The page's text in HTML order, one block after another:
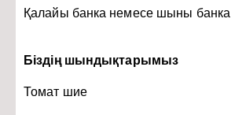
Қалайы банка немесе шыны банка
Біздің шындықтарымыз
Томат шие